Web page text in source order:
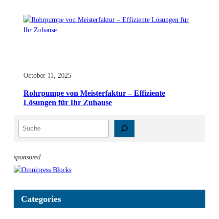
October 11, 2025
Rohrpumpe von Meisterfaktur – Effiziente
Lösungen für Ihr Zuhause
r
c
sponsored
Categories